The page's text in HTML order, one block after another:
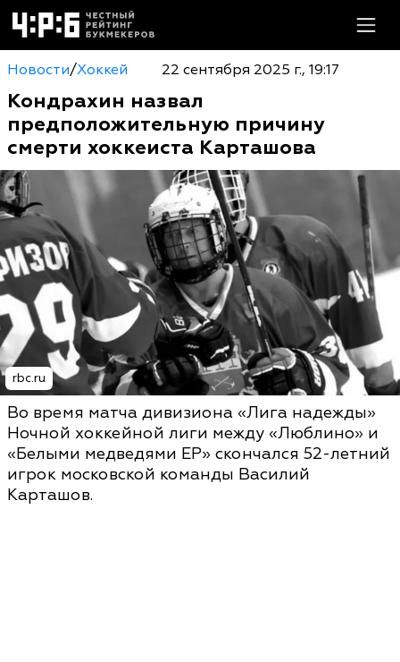
Новости/Хоккей 22 сентября 2025 г., 19:17
Кондрахин назвал
предположительную причину
смерти хоккеиста Карташова
rbc.ru
Во время матча дивизиона «Лига надежды»
Ночной хоккейной лиги между «Люблино» и
«Белыми медведями ЕР» скончался 52-летний
игрок московской команды Василий
Карташов.